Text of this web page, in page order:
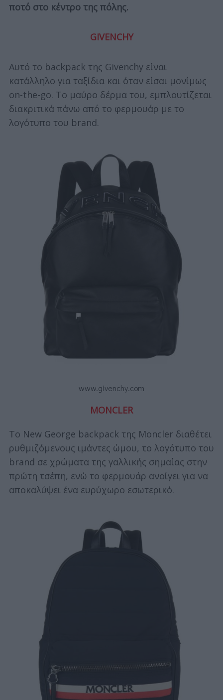
ποτό στο κέντρο της πόλης.
GIVENCΗY
Αυτό το backpack της Givenchy είναι
κατάλληλο για ταξίδια και όταν είσαι μονίμως
on-the-go. Το μαύρο δέρμα του, εμπλουτίζεται
διακριτικά πάνω από το φερμουάρ με το
λογότυπο του brand.
www.givenchy.com
MONCLER
Το New George backpack της Moncler διαθέτει
ρυθμιζόμενους ιμάντες ώμου, το λογότυπο του
brand σε χρώματα της γαλλικής σημαίας στην
πρώτη τσέπη, ενώ το φερμουάρ ανοίγει για να
αποκαλύψει ένα ευρύχωρο εσωτερικό.